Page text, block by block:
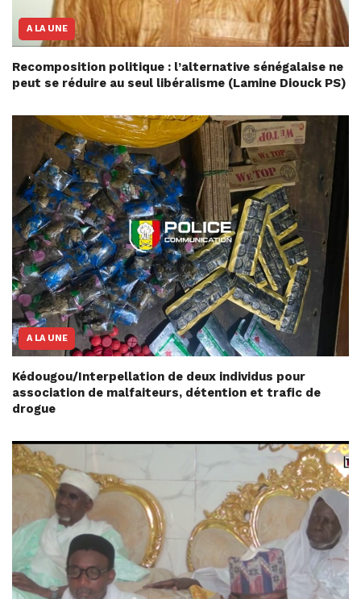
A LA UNE
Recomposition politique : l’alternative sénégalaise ne
peut se réduire au seul libéralisme (Lamine Diouck PS)
A LA UNE
Kédougou/Interpellation de deux individus pour
association de malfaiteurs, détention et trafic de
drogue